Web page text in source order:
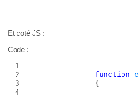
Et coté JS :
Code :
1
2
3
4
function
{